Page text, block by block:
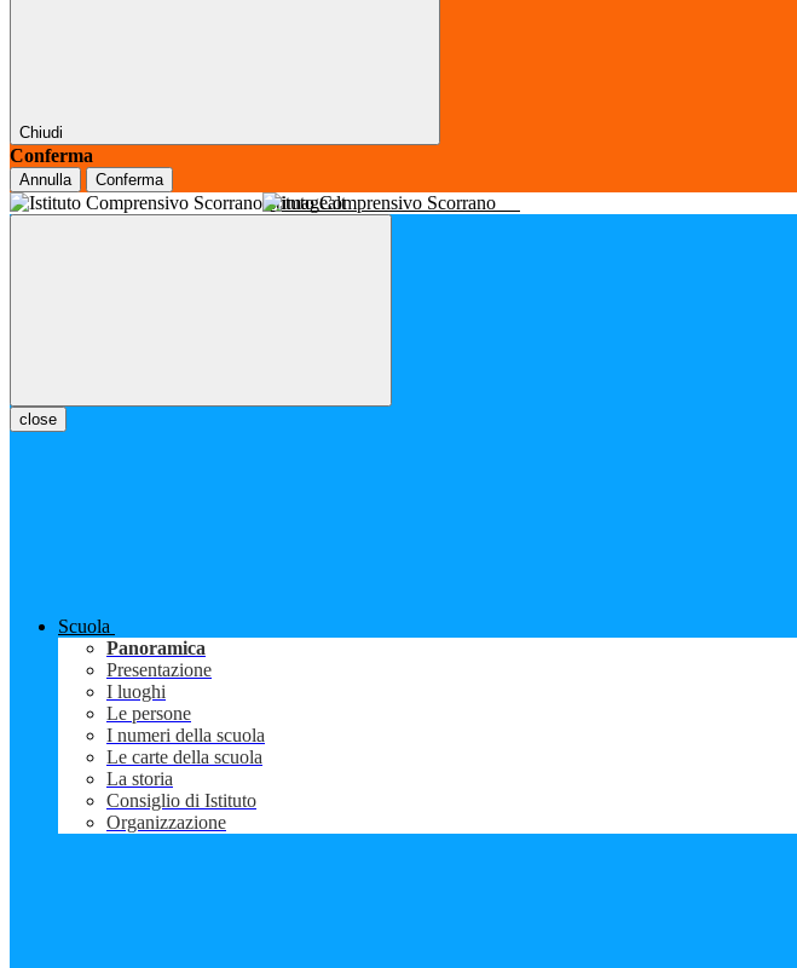
Chiudi
Conferma
Annulla Conferma
Istituto Comprensivo Scorrano
close
Scuola
Panoramica
Presentazione
I luoghi
Le persone
I numeri della scuola
Le carte della scuola
La storia
Consiglio di Istituto
Organizzazione